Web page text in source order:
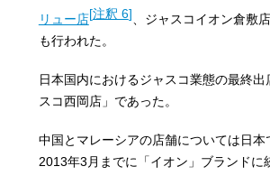
リュー店[注釈 6] 、ジャスコイオン倉敷
も行われた。
日本国内におけるジャスコ業態の最終
スコ西岡店」であった。
中国とマレーシアの店舗については日
2013年3月までに「イオン」ブランドに